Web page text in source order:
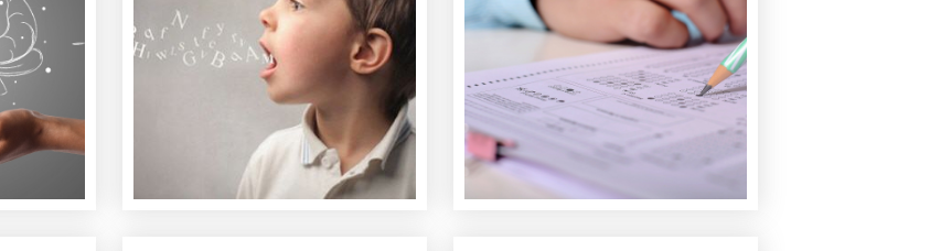
ser
Ayudamos a superar los
problemas del lenguaje,
el habla y la voz en niños,
adultos y mayores.
Con nuestra valoración
diagnóstica descubrirás
fortalezas y debilidades
que te permitirán
conocerte a fondo.